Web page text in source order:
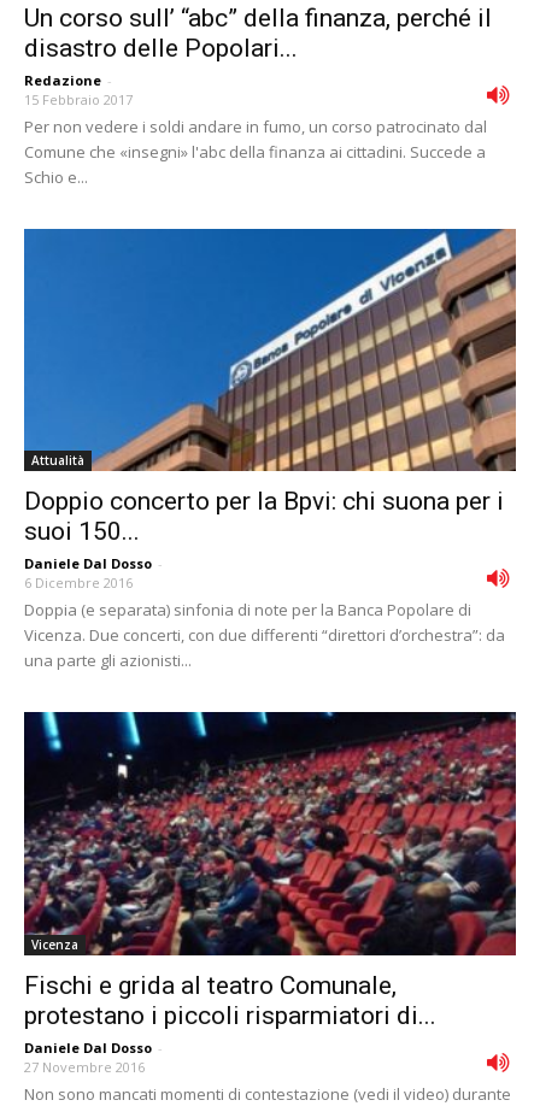
Un corso sull’ “abc” della finanza, perché il
disastro delle Popolari...
Redazione -
15 Febbraio 2017
Per non vedere i soldi andare in fumo, un corso patrocinato dal
Comune che «insegni» l'abc della finanza ai cittadini. Succede a
Schio e...
Attualità
Doppio concerto per la Bpvi: chi suona per i
suoi 150...
Daniele Dal Dosso -
6 Dicembre 2016
Doppia (e separata) sinfonia di note per la Banca Popolare di
Vicenza. Due concerti, con due differenti “direttori d’orchestra”: da
una parte gli azionisti...
Vicenza
Fischi e grida al teatro Comunale,
protestano i piccoli risparmiatori di...
Daniele Dal Dosso -
27 Novembre 2016
Non sono mancati momenti di contestazione (vedi il video) durante